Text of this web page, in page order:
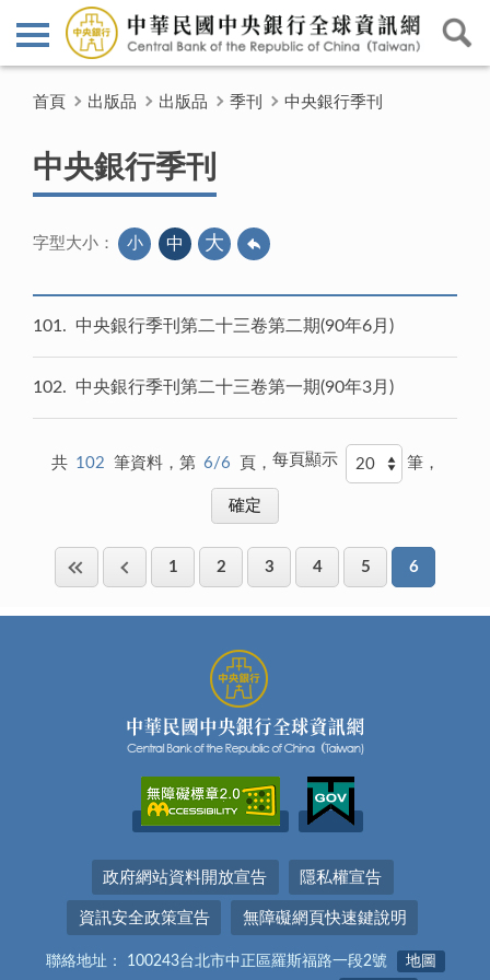
首頁 出版品 出版品 季刊 中央銀行季刊
中央銀行季刊
字型大小： 小 中 大
101 中央銀行季刊第二十三卷第二期(90年6月)
102 中央銀行季刊第二十三卷第一期(90年3月)
共 102 筆資料，第 6/6 頁， 每頁顯示 筆，
1 2 3 4 5 6
政府網站資料開放宣告 隱私權宣告
資訊安全政策宣告 無障礙網頁快速鍵說明
聯絡地址： 100243台北市中正區羅斯福路一段2號 地圖